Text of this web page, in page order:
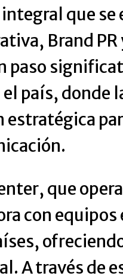
que se
Brand
paso
país, donde
estratégica
que
con equipos
A través de